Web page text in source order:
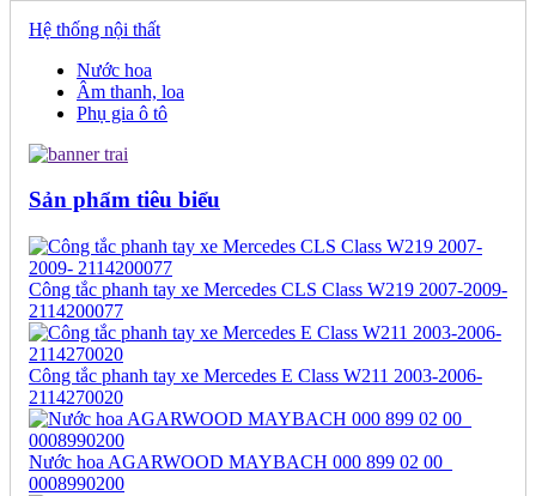
Hệ thống nội thất
Nước hoa
Âm thanh, loa
Phụ gia ô tô
Sản phẩm tiêu biểu
Công tắc phanh tay xe Mercedes CLS Class W219 2007-2009-
2114200077
Công tắc phanh tay xe Mercedes E Class W211 2003-2006-
2114270020
Nước hoa AGARWOOD MAYBACH 000 899 02 00_
0008990200